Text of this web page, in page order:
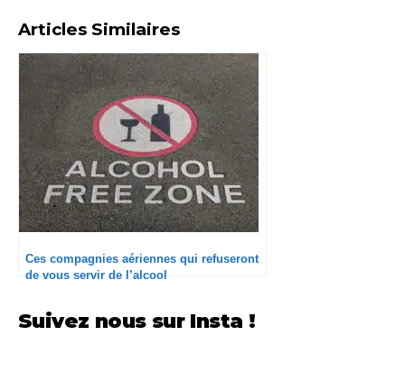
Articles Similaires
Ces compagnies aériennes qui refuseront
de vous servir de l’alcool
Suivez nous sur Insta !